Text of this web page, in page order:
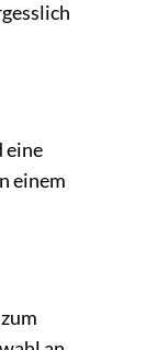
eine
einem